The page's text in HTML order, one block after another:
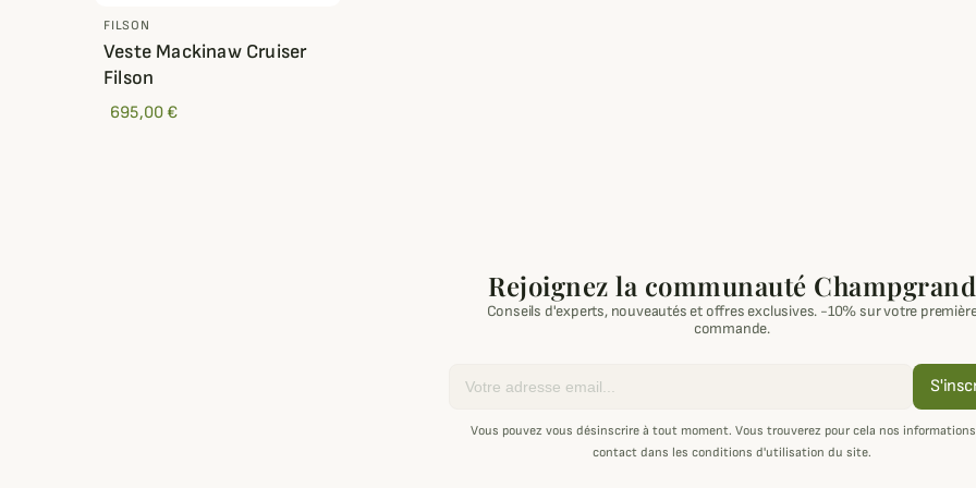
FILSON
Veste Mackinaw Cruiser
Filson
695,00 €
Rejoignez la communauté Champgrand
Conseils d'experts, nouveautés et offres exclusives. -10% sur votre
commande.
Vous pouvez vous désinscrire à tout moment. Vous trouverez pour cela nos
contact dans les conditions d'utilisation du site.